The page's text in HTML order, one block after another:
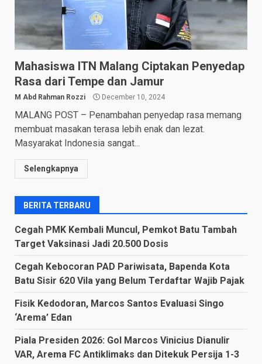
Mahasiswa ITN Malang Ciptakan Penyedap
Rasa dari Tempe dan Jamur
M Abd Rahman Rozzi December 10, 2024
MALANG POST – Penambahan penyedap rasa memang
membuat masakan terasa lebih enak dan lezat.
Masyarakat Indonesia sangat...
Selengkapnya
BERITA TERBARU
Cegah PMK Kembali Muncul, Pemkot Batu Tambah
Target Vaksinasi Jadi 20.500 Dosis
Cegah Kebocoran PAD Pariwisata, Bapenda Kota
Batu Sisir 620 Vila yang Belum Terdaftar Wajib Pajak
Fisik Kedodoran, Marcos Santos Evaluasi Singo
‘Arema’ Edan
Piala Presiden 2026: Gol Marcos Vinicius Dianulir
VAR, Arema FC Antiklimaks dan Ditekuk Persija 1-3